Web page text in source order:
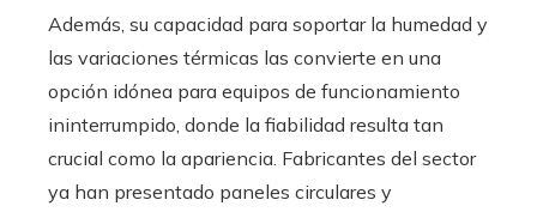
Además, su capacidad para soportar la humedad y
las variaciones térmicas las convierte en una
opción idónea para equipos de funcionamiento
ininterrumpido, donde la fiabilidad resulta tan
crucial como la apariencia. Fabricantes del sector
ya han presentado paneles circulares y